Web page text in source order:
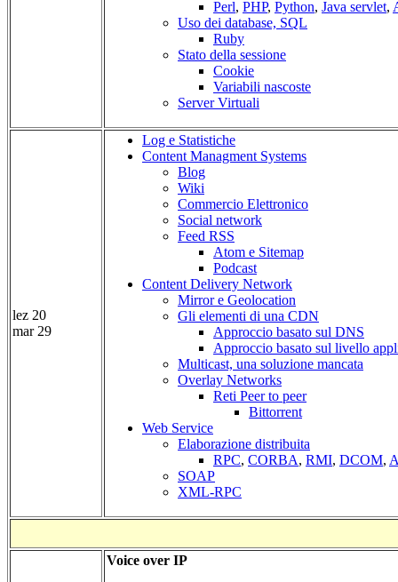
Perl, PHP, Python, Java servlet,
Uso dei database, SQL
Ruby
Stato della sessione
Cookie
Variabili nascoste
Server Virtuali
lez 20
mar 29
Log e Statistiche
Content Managment Systems
Blog
Wiki
Commercio Elettronico
Social network
Feed RSS
Atom e Sitemap
Podcast
Content Delivery Network
Mirror e Geolocation
Gli elementi di una CDN
Approccio basato sul DNS
Approccio basato sul livello
Multicast, una soluzione mancata
Overlay Networks
Reti Peer to peer
Bittorrent
Web Service
Elaborazione distribuita
RPC, CORBA, RMI, DCOM,
SOAP
XML-RPC
Voice over IP